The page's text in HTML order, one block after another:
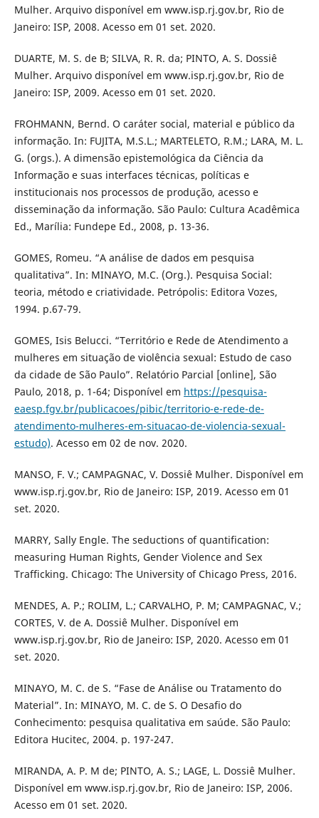
Mulher. Arquivo disponível em www.isp.rj.gov.br, Rio de
Janeiro: ISP, 2008. Acesso em 01 set. 2020.
DUARTE, M. S. de B; SILVA, R. R. da; PINTO, A. S. Dossiê
Mulher. Arquivo disponível em www.isp.rj.gov.br, Rio de
Janeiro: ISP, 2009. Acesso em 01 set. 2020.
FROHMANN, Bernd. O caráter social, material e público da
informação. In: FUJITA, M.S.L.; MARTELETO, R.M.; LARA, M. L.
G. (orgs.). A dimensão epistemológica da Ciência da
Informação e suas interfaces técnicas, políticas e
institucionais nos processos de produção, acesso e
disseminação da informação. São Paulo: Cultura Acadêmica
Ed., Marília: Fundepe Ed., 2008, p. 13-36.
GOMES, Romeu. “A análise de dados em pesquisa
qualitativa”. In: MINAYO, M.C. (Org.). Pesquisa Social:
teoria, método e criatividade. Petrópolis: Editora Vozes,
1994. p.67-79.
GOMES, Isis Belucci. “Território e Rede de Atendimento a
mulheres em situação de violência sexual: Estudo de caso
da cidade de São Paulo”. Relatório Parcial [online], São
Paulo, 2018, p. 1-64; Disponível em https://pesquisa-
eaesp.fgv.br/publicacoes/pibic/territorio-e-rede-de-
atendimento-mulheres-em-situacao-de-violencia-sexual-
estudo). Acesso em 02 de nov. 2020.
MANSO, F. V.; CAMPAGNAC, V. Dossiê Mulher. Disponível em
www.isp.rj.gov.br, Rio de Janeiro: ISP, 2019. Acesso em 01
set. 2020.
MARRY, Sally Engle. The seductions of quantification:
measuring Human Rights, Gender Violence and Sex
Trafficking. Chicago: The University of Chicago Press, 2016.
MENDES, A. P.; ROLIM, L.; CARVALHO, P. M; CAMPAGNAC, V.;
CORTES, V. de A. Dossiê Mulher. Disponível em
www.isp.rj.gov.br, Rio de Janeiro: ISP, 2020. Acesso em 01
set. 2020.
MINAYO, M. C. de S. “Fase de Análise ou Tratamento do
Material”. In: MINAYO, M. C. de S. O Desafio do
Conhecimento: pesquisa qualitativa em saúde. São Paulo:
Editora Hucitec, 2004. p. 197-247.
MIRANDA, A. P. M de; PINTO, A. S.; LAGE, L. Dossiê Mulher.
Disponível em www.isp.rj.gov.br, Rio de Janeiro: ISP, 2006.
Acesso em 01 set. 2020.